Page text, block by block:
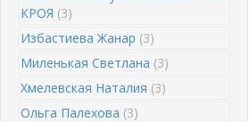
КРОЯ (3)
Избастиева Жанар (3)
Миленькая Светлана (3)
Хмелевская Наталия (3)
Ольга Палехова (3)